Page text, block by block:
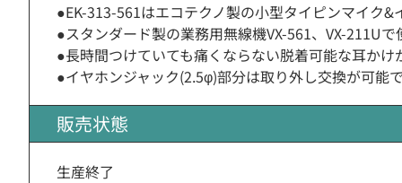
●EK-313-561はエコテクノ製の小型タイピンマイク&
●スタンダード製の業務用無線機VX-561、VX-211Uで
●長時間つけていても痛くならない脱着可能な耳かけ
●イヤホンジャック(2.5φ)部分は取り外し交換が可能
販売状態
生産終了